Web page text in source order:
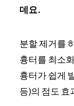
데요.
분할 제거를
흉터를 최소
흉터가 쉽게
등)의 점도